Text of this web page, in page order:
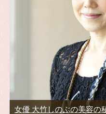
女優 大竹しのぶの美容の